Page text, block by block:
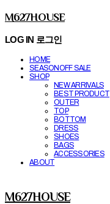
M627HOUSE
LOG IN 로그인
HOME
SEASONOFF SALE
SHOP
NEW ARRIVALS
BEST PRODUCT
OUTER
TOP
BOTTOM
DRESS
SHOES
BAGS
ACCESSORIES
ABOUT
M627HOUSE